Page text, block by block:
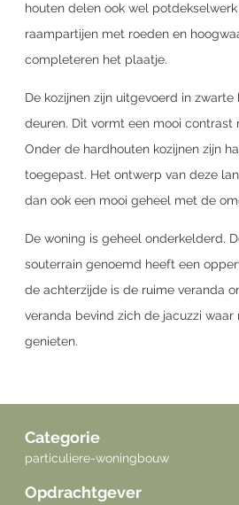
houten delen ook wel
raampartijen met roeden en
completeren het plaatje.
De kozijnen zijn uitgevoerd in zwarte
deuren. Dit vormt een mooi contrast
Onder de hardhouten kozijnen zijn
toegepast. Het ontwerp van deze
dan ook een mooi geheel met de
De woning is geheel onderkelderd.
souterrain genoemd heeft een
de achterzijde is de ruime veranda
veranda bevind zich de jacuzzi waar
genieten.
Categorie
particuliere-woningbouw
Opdrachtgever